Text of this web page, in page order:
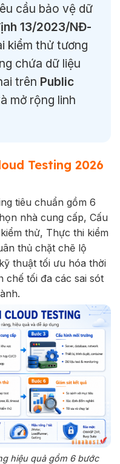
cầu bảo vệ dữ
13/2023/NĐ-
kiểm thử tương
chứa dữ liệu
trên Public
mở rộng linh
Testing 2026
tiêu chuẩn gồm 6
nhà cung cấp, Cấu
thử, Thực thi kiểm
thủ chặt chẽ lộ
thuật tối ưu hóa thời
chế tối đa các sai sót
hiệu quả gồm 6 bước